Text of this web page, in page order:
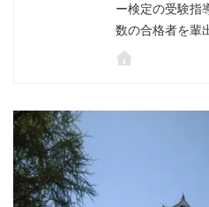
ー検定の受験指
数の合格者を輩